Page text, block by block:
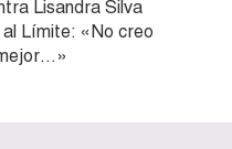
Lisandra Silva
al Límite: «No creo